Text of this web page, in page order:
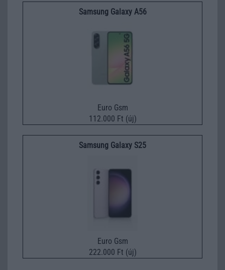
Samsung Galaxy A56
Euro Gsm
112.000 Ft (új)
Samsung Galaxy S25
Euro Gsm
222.000 Ft (új)